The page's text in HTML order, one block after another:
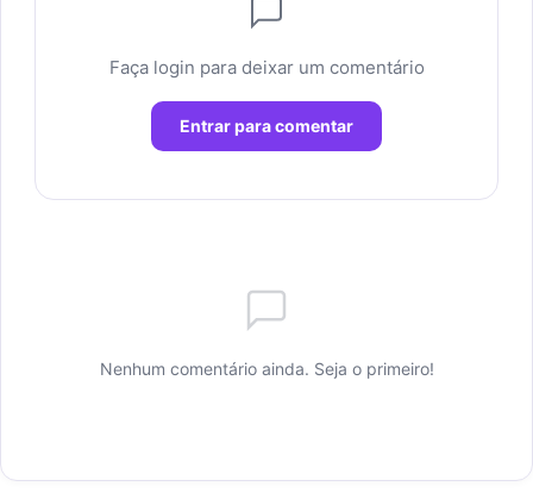
Faça login para deixar um comentário
Entrar para comentar
Nenhum comentário ainda. Seja o primeiro!